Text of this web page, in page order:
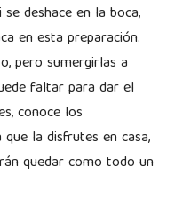
deshace en la boca,
en esta preparación.
pero sumergirlas a
faltar para dar el
conoce los
la disfrutes en casa,
quedar como todo un